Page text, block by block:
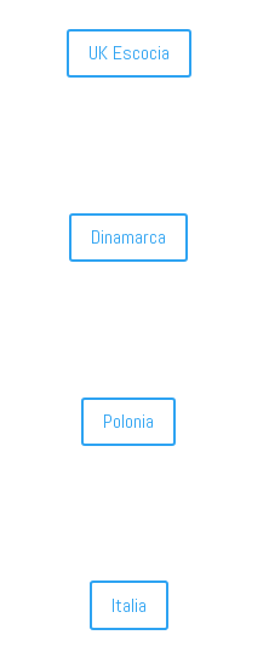
UK Escocia
Dinamarca
Polonia
Italia